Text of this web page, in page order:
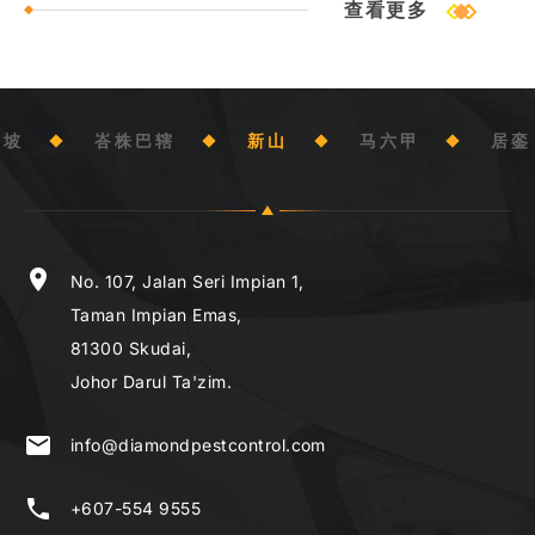
查看更多
峇株巴辖 新山 马六甲 居銮
location_on
No. 107, Jalan Seri Impian 1,
Taman Impian Emas,
81300 Skudai,
Johor Darul Ta'zim.
email info@diamondpestcontrol.com
phone +607-554 9555
location_on
G-3 Jalan PM7,
Plaza Mahkota,
75000 Melaka.
location_on
No. 19 (1st Floor), Susur 1,
Jalan Johor Tenggara,
86000 Kluang,
Johor Darul Ta'zim.
email info@diamondpestcontrol.com
phone +607-773 1555
location_on
71a Jalan Pesta,
Kampung Kenangan Tun Dr Ismail 1,
Off Jalan Bakri,
84000 Muar,
location_on
73B, Jalan BP 7/2,
Bandar Bukit Puchong,
47120 Puchong, Selangor.
location_on
No. 16B, Jalan Rotan Utama,
Taman Sri Jaya,
83000 Batu Pahat,
Johor Darul Ta'zim.
email info@diamondpestcontrol.com
phone +607-438 8555